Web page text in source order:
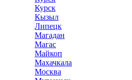
Курск
Кызыл
Липецк
Магадан
Магас
Майкоп
Махачкала
Москва